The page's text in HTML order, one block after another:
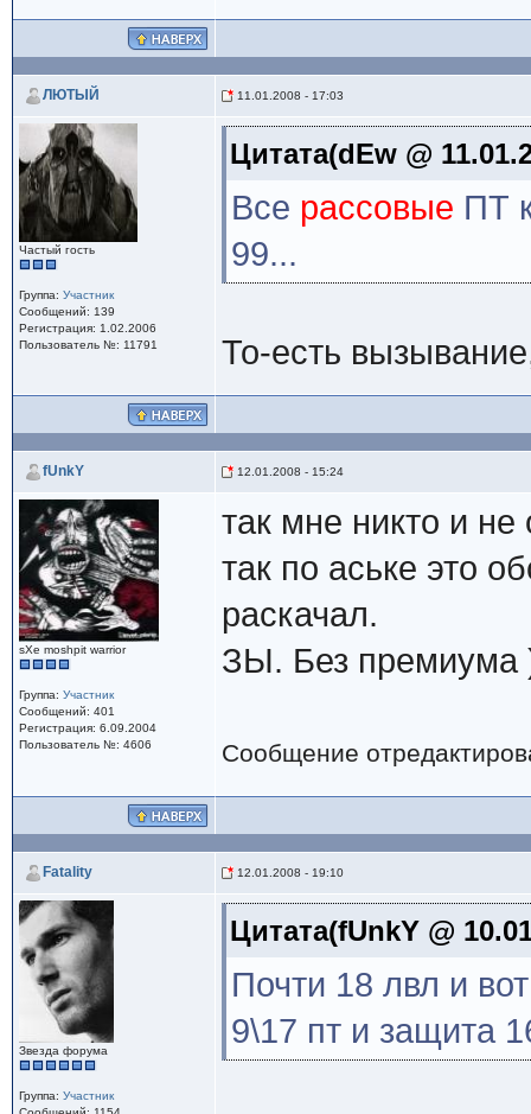
ЛЮТЫЙ 11.01.2008 - 17:03
Частый гость
Группа: Участник
Сообщений: 139
Регистрация: 1.02.2006
Пользователь №: 11791
Цитата(dEw @
Все рассовые ПТ
99...
То-есть
fUnkY 12.01.2008 - 15:24
sXe moshpit warrior
Группа: Участник
Сообщений: 401
Регистрация: 6.09.2004
Пользователь №: 4606
так мне никто и
так по аське это
раскачал.
ЗЫ. Без премиума
Сообщение
Fatality 12.01.2008 - 19:10
Звезда форума
Группа: Участник
Цитата(fUnkY @
Почти 18 лвл и
9\17 пт и защита